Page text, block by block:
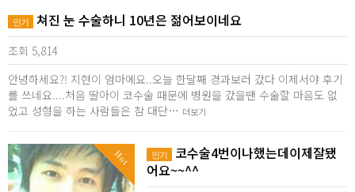
인기 쳐진 눈 수술하니 10년은 젊어보이네요
조회 5,814
안녕하세요?! 지현이 엄마에요..오늘 한달째 경과보러 갔다 이제서야 후기
를 쓰네요....처음 딸아이 코수술 때문에 병원을 갔을땐 수술할 마음도 없
었고 성형을 하는 사람들은 참 대단… 더보기
Hot 인기
코수술4번이나했는데이제잘됐
어요~~^^